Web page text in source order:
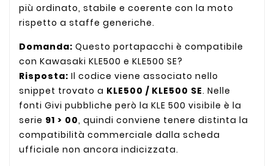
più ordinato, stabile e coerente con la moto
rispetto a staffe generiche.
Domanda: Questo portapacchi è compatibile
con Kawasaki KLE500 e KLE500 SE?
Risposta: Il codice viene associato nello
snippet trovato a KLE500 / KLE500 SE. Nelle
fonti Givi pubbliche però la KLE 500 visibile è la
serie 91 > 00, quindi conviene tenere distinta la
compatibilità commerciale dalla scheda
ufficiale non ancora indicizzata.